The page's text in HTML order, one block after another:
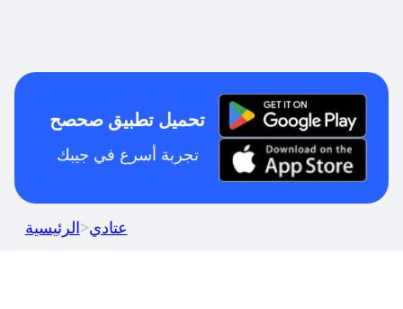
تحميل تطبيق صحصح
تجربة أسرع في جيبك
الرئيسية>عتادي